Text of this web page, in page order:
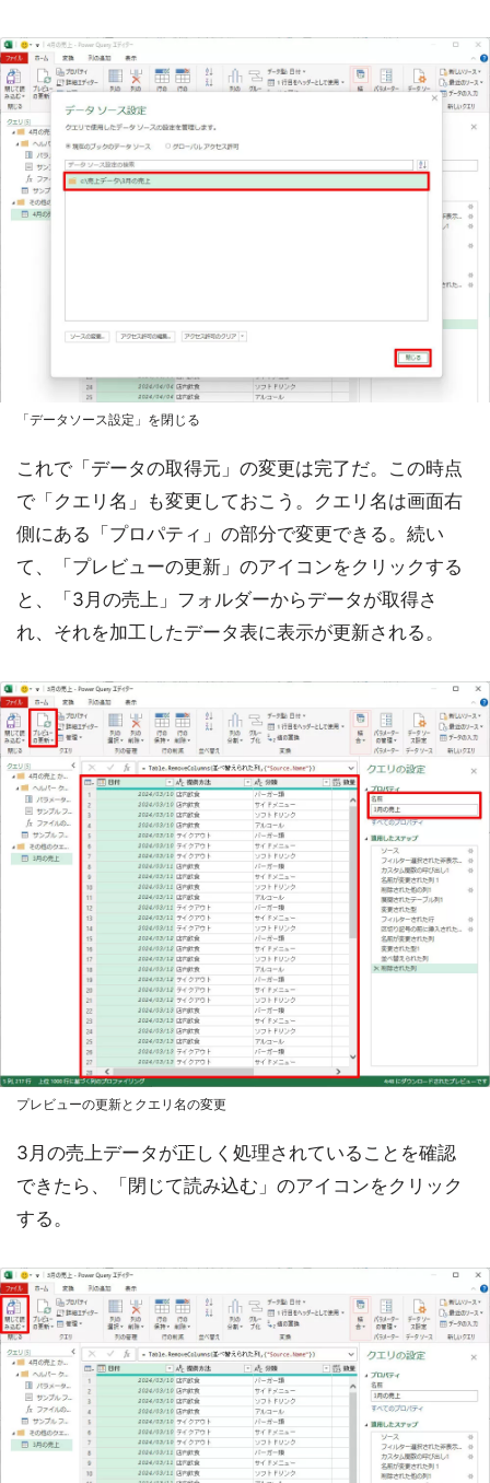
「データソース設定」を閉じる
これで「データの取得元」の変更は完了だ。この時点
で「クエリ名」も変更しておこう。クエリ名は画面右
側にある「プロパティ」の部分で変更できる。続い
て、「プレビューの更新」のアイコンをクリックする
と、「3月の売上」フォルダーからデータが取得さ
れ、それを加工したデータ表に表示が更新される。
プレビューの更新とクエリ名の変更
3月の売上データが正しく処理されていることを確認
できたら、「閉じて読み込む」のアイコンをクリック
する。